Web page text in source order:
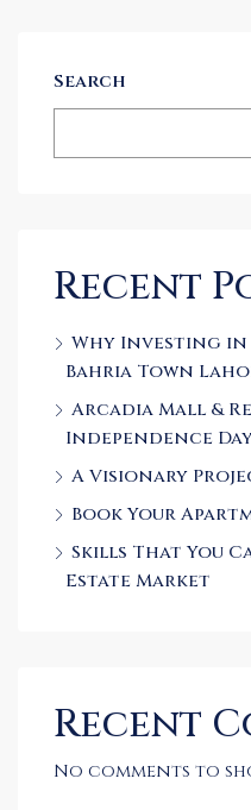
Search
Recent
Why Investing in
Bahria Town
Arcadia Mall &
Independence
A Visionary
Book Your
Skills That You
Estate Market
Recent
No comments to